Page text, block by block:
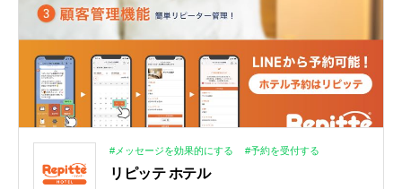
#メッセージを効果的にする #予約を受付する
リピッテ ホテル